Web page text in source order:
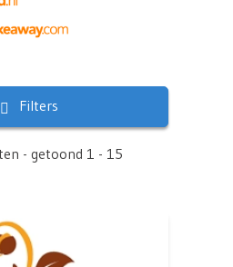
Filters
- getoond 1 - 15